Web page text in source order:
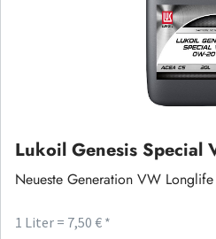
Lukoil Genesis Special
Neueste Generation VW
1 Liter = 7,50 € *